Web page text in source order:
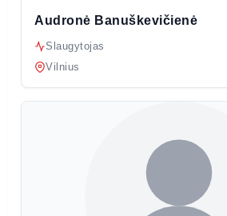
Audronė Banuškevičienė
Slaugytojas
Vilnius